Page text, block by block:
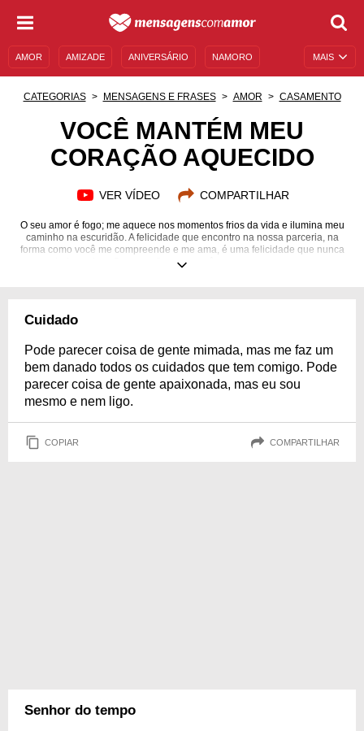
MAIS
AMOR AMIZADE ANIVERSÁRIO NAMORO
DESCULPAS
MENSAGENS E FRASES MENSAGENS DE ANIVERSÁRIO
CATEGORIAS MENSAGENS E FRASES AMOR CASAMENTO
VOCÊ MANTÉM MEU
CORAÇÃO AQUECIDO
VER VÍDEO COMPARTILHAR
O seu amor é fogo; me aquece nos momentos frios da vida e ilumina meu
caminho na escuridão. A felicidade que encontro na nossa parceria, na
forma como você me compreende e me ama, é uma felicidade que nunca
sonhei em viver. Sou pura flor com você, sou puro amor conosco.
Cuidado
Pode parecer coisa de gente mimada, mas me faz um
bem danado todos os cuidados que tem comigo. Pode
parecer coisa de gente apaixonada, mas eu sou
mesmo e nem ligo.
COPIAR COMPARTILHAR
Senhor do tempo